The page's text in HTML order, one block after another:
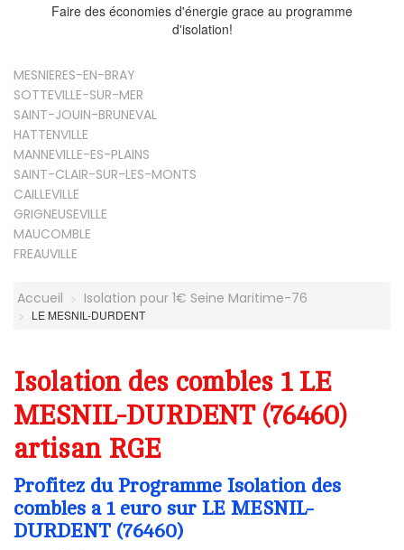
Faire des économies d'énergie grace au programme
d'isolation!
MESNIERES-EN-BRAY
SOTTEVILLE-SUR-MER
SAINT-JOUIN-BRUNEVAL
HATTENVILLE
MANNEVILLE-ES-PLAINS
SAINT-CLAIR-SUR-LES-MONTS
CAILLEVILLE
GRIGNEUSEVILLE
MAUCOMBLE
FREAUVILLE
Accueil Isolation pour 1€ Seine Maritime-76
LE MESNIL-DURDENT
Isolation des combles 1 LE
MESNIL-DURDENT (76460)
artisan RGE
Profitez du Programme Isolation des
combles a 1 euro sur LE MESNIL-
DURDENT (76460)